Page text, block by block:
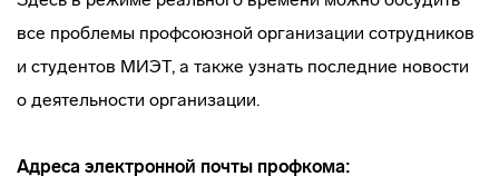
все проблемы профсоюзной организации сотрудников
и студентов МИЭТ, а также узнать последние новости
о деятельности организации.
Адреса электронной почты профкома: